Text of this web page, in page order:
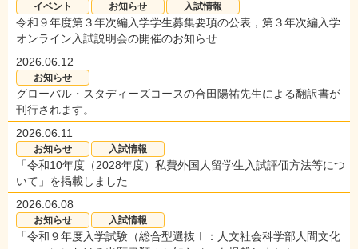
イベント お知らせ 入試情報
令和９年度第３年次編入学学生募集要項の公表，第３年次編入学
オンライン入試説明会の開催のお知らせ
2026.06.12
お知らせ
グローバル・スタディーズコースの合田陽祐先生による翻訳書が
刊行されます。
2026.06.11
お知らせ 入試情報
「令和10年度（2028年度）私費外国人留学生入試評価方法等につ
いて」を掲載しました
2026.06.08
お知らせ 入試情報
「令和９年度入学試験（総合型選抜Ⅰ：人文社会科学部人間文化